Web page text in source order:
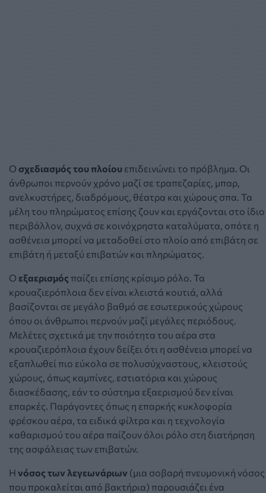
Ο σχεδιασμός του πλοίου επιδεινώνει το πρόβλημα. Οι
άνθρωποι περνούν χρόνο μαζί σε τραπεζαρίες, μπαρ,
ανελκυστήρες, διαδρόμους, θέατρα και χώρους σπα. Τα
μέλη του πληρώματος επίσης ζουν και εργάζονται στο ίδιο
περιβάλλον, συχνά σε κοινόχρηστα καταλύματα, οπότε η
ασθένεια μπορεί να μεταδοθεί στο πλοίο από επιβάτη σε
επιβάτη ή μεταξύ επιβατών και πληρώματος.
Ο εξαερισμός παίζει επίσης κρίσιμο ρόλο. Τα
κρουαζιερόπλοια δεν είναι κλειστά κουτιά, αλλά
βασίζονται σε μεγάλο βαθμό σε εσωτερικούς χώρους
όπου οι άνθρωποι περνούν μαζί μεγάλες περιόδους.
Μελέτες σχετικά με την ποιότητα του αέρα στα
κρουαζιερόπλοια έχουν δείξει ότι η ασθένεια μπορεί να
εξαπλωθεί πιο εύκολα σε πολυσύχναστους, κλειστούς
χώρους, όπως καμπίνες, εστιατόρια και χώρους
διασκέδασης, εάν το σύστημα εξαερισμού δεν είναι
επαρκές. Παράγοντες όπως η επαρκής κυκλοφορία
φρέσκου αέρα, τα ειδικά φίλτρα και η τεχνολογία
καθαρισμού του αέρα παίζουν όλοι ρόλο στη διατήρηση
της ασφάλειας των επιβατών.
Η νόσος των λεγεωνάριων (μια σοβαρή πνευμονική νόσος
που προκαλείται από βακτήρια) παρουσιάζει ένα